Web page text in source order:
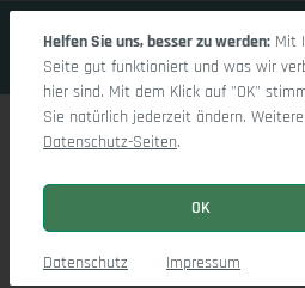
Helfen Sie uns, besser zu werden: Mit
Seite gut funktioniert und was wir
hier sind. Mit dem Klick auf "OK"
Sie natürlich jederzeit ändern.
Datenschutz-Seiten.
OK
Datenschutz Impressum